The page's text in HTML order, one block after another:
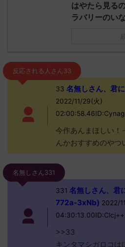
はやたら見る
ラバリーのい
反応される人さん33
33 名無しさん、君
2022/11/29(火)
今作あんまほしい！
んかおすすめのやつ
名無しさん331
331 名無しさん、君
772a-3xNb) 2022/
>>33
キンタマシガロコは